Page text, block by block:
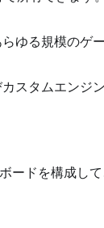
ゆる規模のゲ
スタムエンジ
ードを構成し